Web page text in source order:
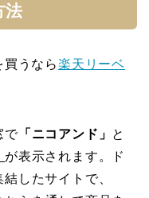
法
うなら楽天リーベ
で「ニコアンド」 と
が表示されます。ド
したサイトで、